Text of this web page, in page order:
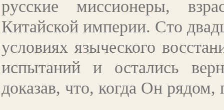
русские миссионеры,
Китайской империи. Сто
условиях языческого
испытаний и остались
доказав, что, когда Он